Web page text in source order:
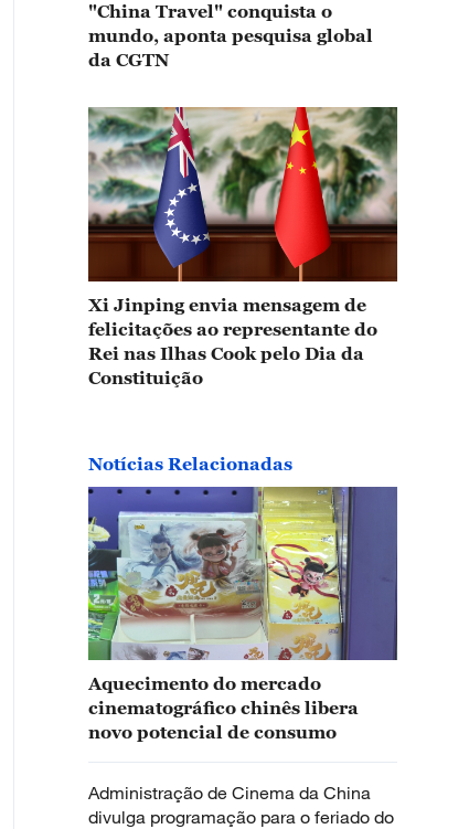
"China Travel" conquista o
mundo, aponta pesquisa global
da CGTN
Xi Jinping envia mensagem de
felicitações ao representante do
Rei nas Ilhas Cook pelo Dia da
Constituição
Notícias Relacionadas
Aquecimento do mercado
cinematográfico chinês libera
novo potencial de consumo
Administração de Cinema da China
divulga programação para o feriado do